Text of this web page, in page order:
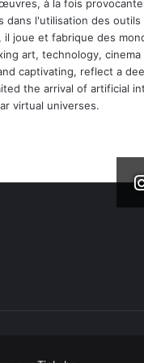
à la fois
l'utilisation des
il joue et fabrique des
art, technology,
captivating, reflect a
the arrival of artificial
virtual universes.